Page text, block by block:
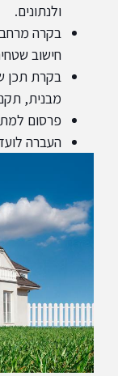
ולנתונים.
בקרה
חישוב
בקרת תכן
מבנית,
פרסום
העברה